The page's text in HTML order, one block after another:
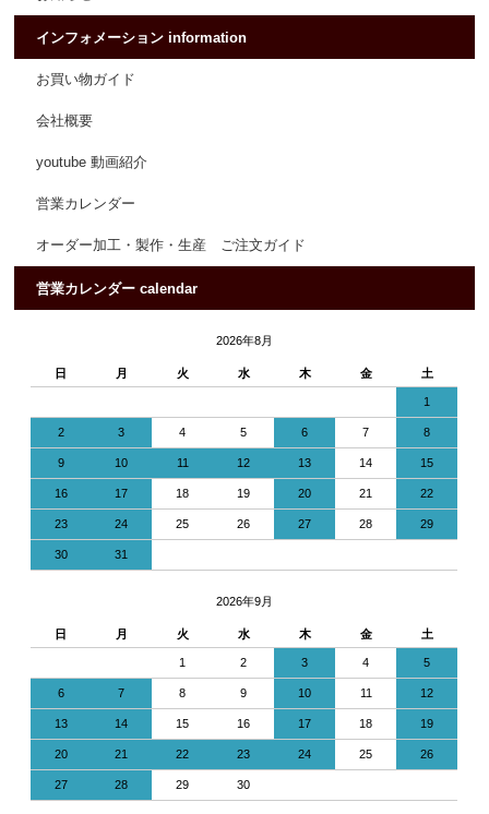
インフォメーション information
お買い物ガイド
会社概要
youtube 動画紹介
営業カレンダー
オーダー加工・製作・生産 ご注文ガイド
営業カレンダー calendar
2026年8月
日 月 火 水 木 金 土
1
2 3 4 5 6 7 8
9 10 11 12 13 14 15
16 17 18 19 20 21 22
23 24 25 26 27 28 29
30 31
2026年9月
日 月 火 水 木 金 土
1 2 3 4 5
6 7 8 9 10 11 12
13 14 15 16 17 18 19
20 21 22 23 24 25 26
27 28 29 30